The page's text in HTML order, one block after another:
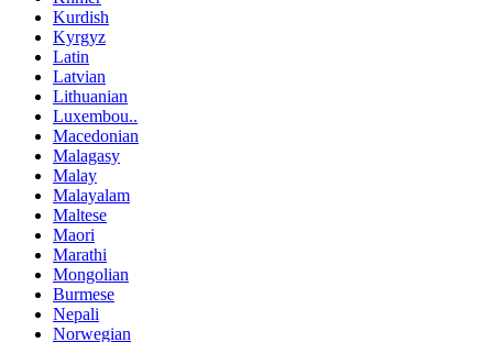
Kurdish
Kyrgyz
Latin
Latvian
Lithuanian
Luxembou..
Macedonian
Malagasy
Malay
Malayalam
Maltese
Maori
Marathi
Mongolian
Burmese
Nepali
Norwegian